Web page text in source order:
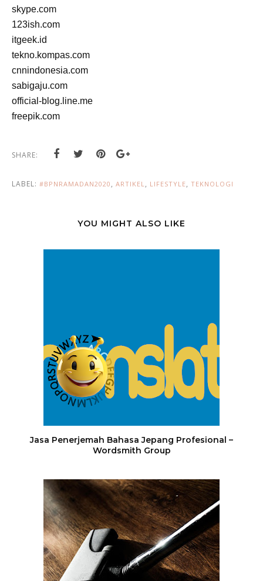
skype.com
123ish.com
itgeek.id
tekno.kompas.com
cnnindonesia.com
sabigaju.com
official-blog.line.me
freepik.com
SHARE:
LABEL: #BPNRAMADAN2020 , ARTIKEL, LIFESTYLE, TEKNOLOGI
YOU MIGHT ALSO LIKE
Jasa Penerjemah Bahasa Jepang Profesional –
Wordsmith Group